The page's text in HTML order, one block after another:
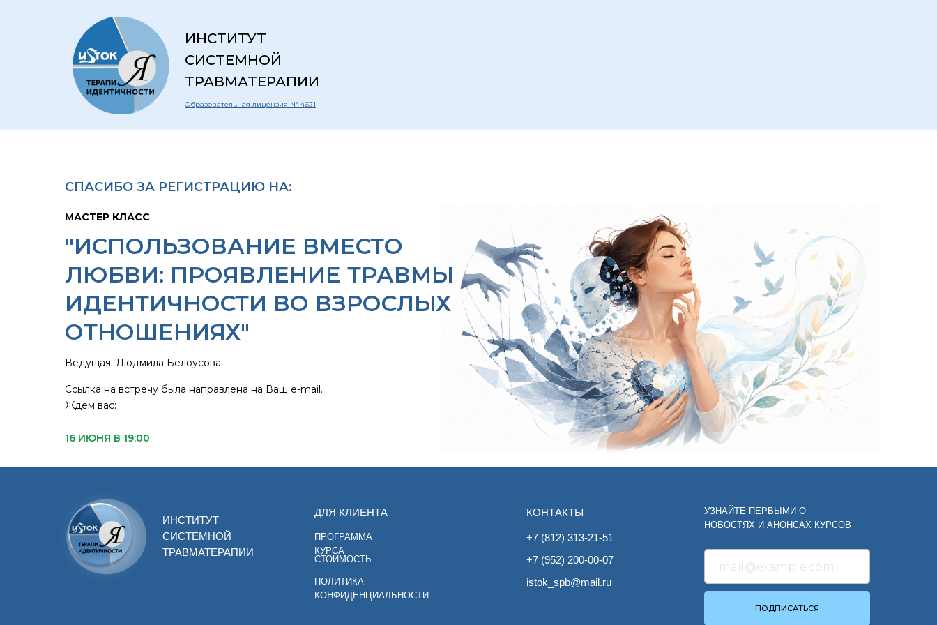
16 ИЮНЯ В 19:00
МАСТЕР КЛАСС
СПАСИБО ЗА РЕГИСТРАЦИЮ НА:
"ИСПОЛЬЗОВАНИЕ ВМЕСТО
ЛЮБВИ: ПРОЯВЛЕНИЕ ТРАВМЫ
ИДЕНТИЧНОСТИ ВО ВЗРОСЛЫХ
ОТНОШЕНИЯХ"
ИНСТИТУТ
СИСТЕМНОЙ
ТРАВМАТЕРАПИИ
Образовательная лицензия № 4621
Ссылка на встречу была направлена на Ваш e-mail.
Ждем вас:
Ведущая: Людмила Белоусова
ИНСТИТУТ
СИСТЕМНОЙ
ТРАВМАТЕРАПИИ
ДЛЯ КЛИЕНТА
ПРОГРАММА
КУРСА
СТОИМОСТЬ
КОНТАКТЫ
ПОЛИТИКА
КОНФИДЕНЦИАЛЬНОСТИ
+7 (812) 313-21-51
+7 (952) 200-00-07
istok_spb@mail.ru
УЗНАЙТЕ ПЕРВЫМИ О
НОВОСТЯХ И АНОНСАХ КУРСОВ
ПОДПИСАТЬСЯ